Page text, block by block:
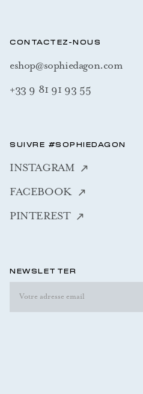
CONTACTEZ-NOUS
eshop@sophiedagon.com
+33 9 81 91 93 55
SUIVRE #SOPHIEDAGON
INSTAGRAM
FACEBOOK
PINTEREST
NEWSLETTER